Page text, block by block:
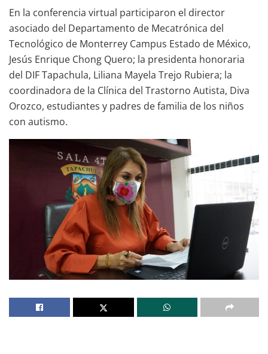
En la conferencia virtual participaron el director
asociado del Departamento de Mecatrónica del
Tecnológico de Monterrey Campus Estado de México,
Jesús Enrique Chong Quero; la presidenta honoraria
del DIF Tapachula, Liliana Mayela Trejo Rubiera; la
coordinadora de la Clínica del Trastorno Autista, Diva
Orozco, estudiantes y padres de familia de los niños
con autismo.